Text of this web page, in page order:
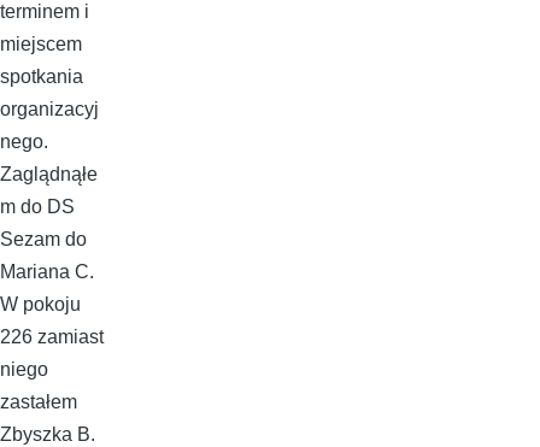
terminem i
miejscem
spotkania
organizacyj
nego.
Zaglądnąłe
m do DS
Sezam do
Mariana C.
W pokoju
226 zamiast
niego
zastałem
Zbyszka B.